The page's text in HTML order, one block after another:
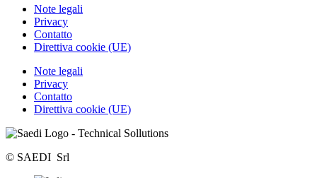
Note legali
Privacy
Contatto
Direttiva cookie (UE)
Note legali
Privacy
Contatto
Direttiva cookie (UE)
© SAEDI Srl